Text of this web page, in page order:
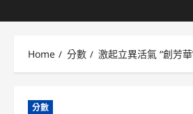
Home 分數 激起立異活氣 “創芳
分數